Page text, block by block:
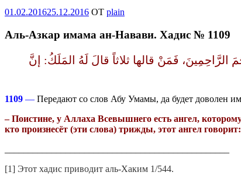
Опубликовано
01.02.201625.12.2016 OT plain
Аль-Азкар имама ан-Навави. Хадис № 1109
الرَّاحِمِينَ، فَمَنْ قالها ثلاثاً قالَ لَهُ المَلَكُ‏:‏ إنَّ
1109 — Передают со слов Абу Умамы, да будет доволен
– Поистине, у Аллаха Всевышнего есть ангел,
кто произнесёт (эти слова) трижды, этот ангел
[1] Этот хадис приводит аль-Хаким 1/544.